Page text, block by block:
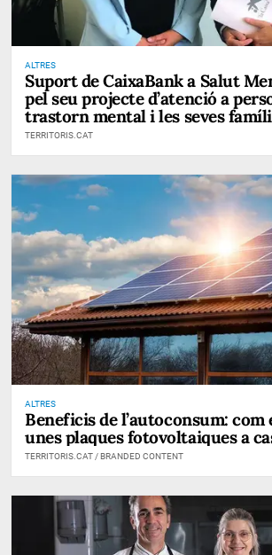
ALTRES
Suport de CaixaBank a Salut
pel seu projecte d’atenció a
trastorn mental i les seves
TERRITORIS.CAT
ALTRES
Beneficis de l’autoconsum:
unes plaques fotovoltaiques a
TERRITORIS.CAT / BRANDED CONTENT